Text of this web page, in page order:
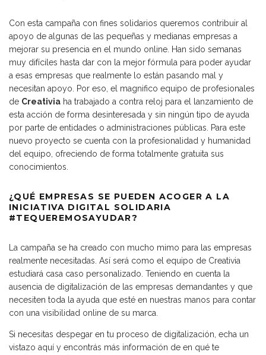
Con esta campaña con fines solidarios queremos contribuir al
apoyo de algunas de las pequeñas y medianas empresas a
mejorar su presencia en el mundo online. Han sido semanas
muy difíciles hasta dar con la mejor fórmula para poder ayudar
a esas empresas que realmente lo están pasando mal y
necesitan apoyo. Por eso, el magnifico equipo de profesionales
de Creativia ha trabajado a contra reloj para el lanzamiento de
esta acción de forma desinteresada y sin ningún tipo de ayuda
por parte de entidades o administraciones públicas. Para este
nuevo proyecto se cuenta con la profesionalidad y humanidad
del equipo, ofreciendo de forma totalmente gratuita sus
conocimientos.
¿QUÉ EMPRESAS SE PUEDEN ACOGER A LA
INICIATIVA DIGITAL SOLIDARIA
#TEQUEREMOSAYUDAR?
La campaña se ha creado con mucho mimo para las empresas
realmente necesitadas. Así será como el equipo de Creativia
estudiará casa caso personalizado. Teniendo en cuenta la
ausencia de digitalización de las empresas demandantes y que
necesiten toda la ayuda que esté en nuestras manos para contar
con una visibilidad online de su marca.
Si necesitas despegar en tu proceso de digitalización, echa un
vistazo aquí y encontrás más información de en qué te